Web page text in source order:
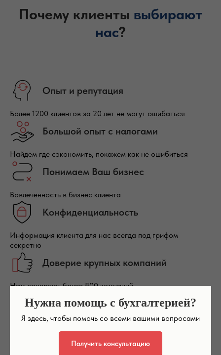
Нужна помощь с бухгалтерией?
Я здесь, чтобы помочь со всеми вашими вопросами
Получить консультацию
Почему клиенты выбирают
нас?
Опыт и репутация
Более 1200 клиентов за 20 лет не могут ошибаться
Большой опыт с налогами
Найдем где сэкономить, покажем как не ошибиться
Понимаем Ваш бизнес
Вовлеченность в бизнес клиента
Конфиденциальность
Информация клиента для нас всегда под грифом
секретно
Доверие крупных компаний
Нам доверяют более 800 компаний
Честность и прозрачность